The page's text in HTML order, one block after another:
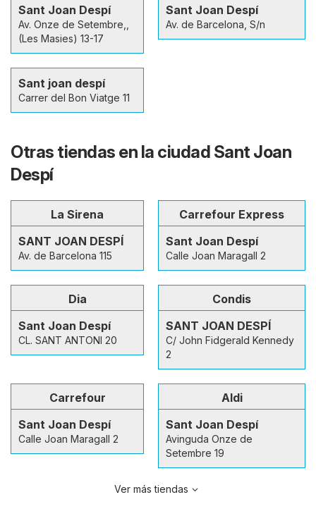
Sant Joan Despí
Av. Onze de Setembre,,
(Les Masies) 13-17
Sant Joan Despí
Av. de Barcelona, S/n
Sant joan despí
Carrer del Bon Viatge 11
Otras tiendas en la ciudad Sant Joan
Despí
La Sirena
SANT JOAN DESPÍ
Av. de Barcelona 115
Carrefour Express
Sant Joan Despí
Calle Joan Maragall 2
Dia
Sant Joan Despí
CL. SANT ANTONI 20
Condis
SANT JOAN DESPÍ
C/ John Fidgerald Kennedy
2
Carrefour
Sant Joan Despí
Calle Joan Maragall 2
Aldi
Sant Joan Despí
Avinguda Onze de
Setembre 19
Ver más tiendas